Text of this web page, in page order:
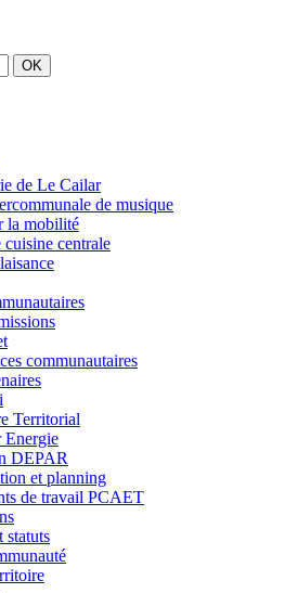
de Le Cailar
de musique
la mobilité
centrale
communautaires
Territorial
DEPAR
et planning
de travail PCAET
statuts